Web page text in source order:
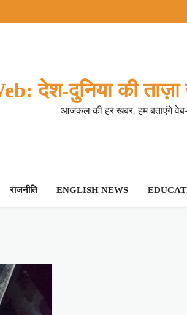
देश-दुनिया की
आजकल की हर खबर, हम बताएंगे वेब-
राजनीति ENGLISH NEWS